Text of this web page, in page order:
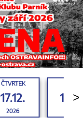
ČTVRTEK
17.12.
2026
>